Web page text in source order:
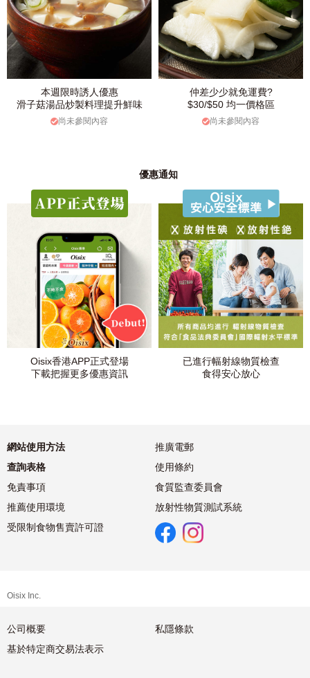
本週限時誘人優惠
滑子菇湯品炒製料理提升鮮味
尚未參閱內容
仲差少少就免運費?
$30/$50 均一價格區
尚未參閱內容
優惠通知
Oisix香港APP正式登場
下載把握更多優惠資訊
已進行幅射線物質檢查
食得安心放心
網站使用方法
推廣電郵
查詢表格
使用條約
免責事項
食質監查委員會
推薦使用環境
放射性物質測試系統
受限制食物售賣許可證
Oisix Inc.
公司概要
私隱條款
基於特定商交易法表示